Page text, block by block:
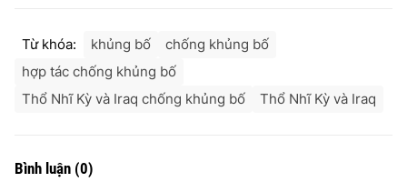
Cơ quan chủ quản: Đài Truyền hình Việt Nam
Cơ quan báo chí:Thời báo VTV
Giấy phép hoạt động báo in và báo điện tử số 483/GP-BTTTT
Phó Tổng Biên tập:
Từ khóa: khủng bố
chống khủng bố
hợp tác chống khủng bố
Thổ Nhĩ Kỳ và Iraq chống khủng bố
Thổ Nhĩ Kỳ và Iraq
Bình luận (0)